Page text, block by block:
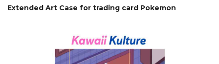
Extended Art Case for trading card Pokemon